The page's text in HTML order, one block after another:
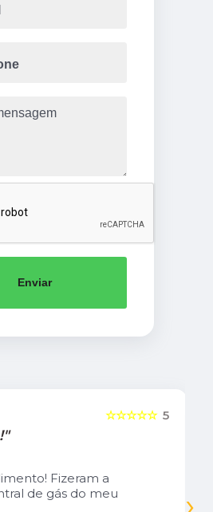
Enviar
5
☆☆☆☆☆
Fizeram a
de gás do meu